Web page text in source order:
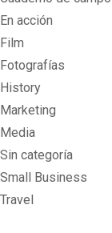
En acción
Film
Fotografías
History
Marketing
Media
Sin categoría
Small Business
Travel